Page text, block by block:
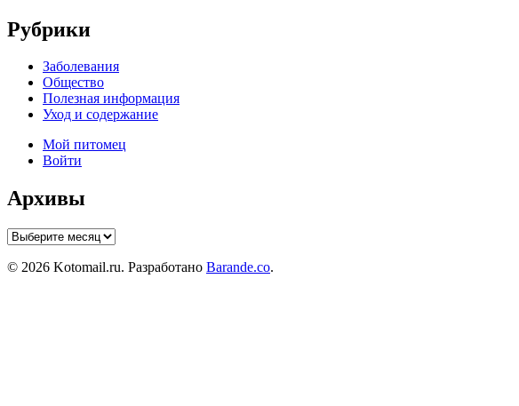
Рубрики
Заболевания
Общество
Полезная информация
Уход и содержание
Мой питомец
Войти
Архивы
Архивы
© 2026 Kotomail.ru. Разработано Barande.co.